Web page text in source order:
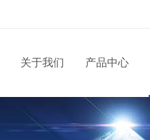
关于我们 产品中心